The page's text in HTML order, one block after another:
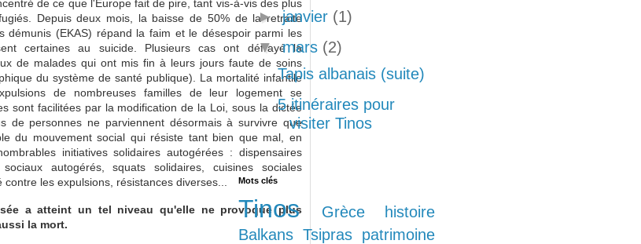
de ce que l'Europe fait de pire, tant vis-à-vis des plus
Depuis deux mois, la baisse de 50% de la retraite
démunis (EKAS) répand la faim et le désespoir parmi les
certaines au suicide. Plusieurs cas ont défrayé la
de malades qui ont mis fin à leurs jours faute de soins
du système de santé publique). La mortalité infantile
de nombreuses familles de leur logement se
sont facilitées par la modification de la Loi, sous la dictée
de personnes ne parviennent désormais à survivre que
du mouvement social qui résiste tant bien que mal, en
initiatives solidaires autogérées : dispensaires
autogérés, squats solidaires, cuisines sociales
les expulsions, résistances diverses...
a atteint un tel niveau qu'elle ne provoque plus
la mort.
►janvier (1)
▼mars (2)
Tapis albanais (suite)
5 itinéraires pour
visiter Tinos
Mots clés
Tinos Grèce
histoire
Balkans Tsipras patrimoine